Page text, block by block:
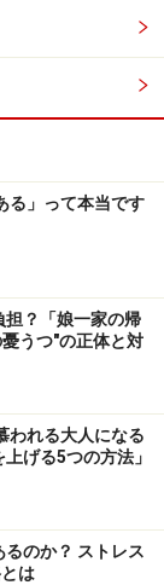
決不可能な問
われたら傷つ
っくり話し合
メント性に無
事を自分に都
ことで、人を
の弱さに直面
す。したがっ
しても効果は
です。
る」って本当です
担？「娘一家の帰
うつ"の正体と対
われる大人になる
げる5つの方法」
るのか？ ストレス
は